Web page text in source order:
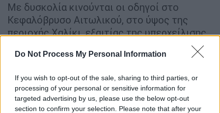
Do Not Process My Personal Information
If you wish to opt-out of the sale, sharing to third parties, or
processing of your personal or sensitive information for
targeted advertising by us, please use the below opt-out
section to confirm your selection. Please note that after your
Με δυσκολία κινούνται οι οδηγοί στο
Κεφαλόβρυσο Αιτωλικού, στο ύψος της
περιοχής Χαλίκι, εξαιτίας της υπερχείλισης
πάνω στο οδόστρωμα της Εθνικής οδού.
Χρειάζεται ιδιαίτερη προσοχή των οδηγών
για την αποφυγή τροχαίων ατυχημάτων.